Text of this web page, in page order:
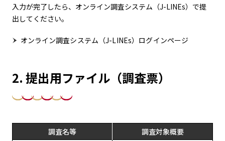
入力が完了したら、オンライン調査システム（J-LINEs）で提
出してください。
オンライン調査システム（J-LINEs）ログインページ
2. 提出用ファイル（調査票）
調査名等
調査対象概要